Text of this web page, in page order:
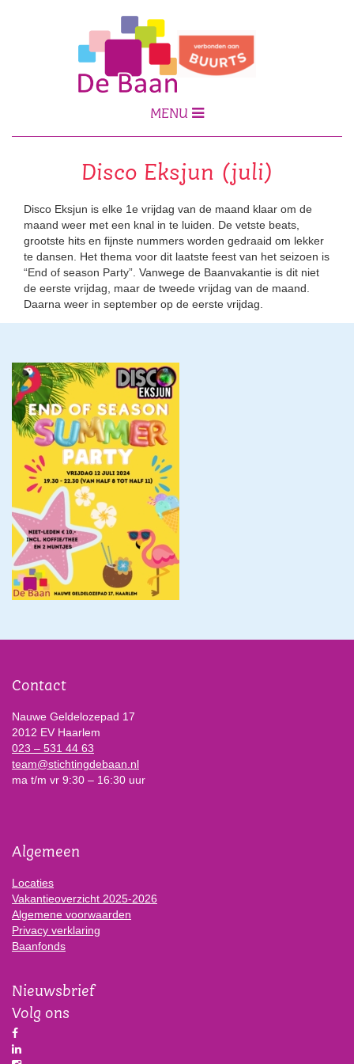
MENU
Disco Eksjun (juli)
Disco Eksjun is elke 1e vrijdag van de maand klaar om de
maand weer met een knal in te luiden. De vetste beats,
grootste hits en fijnste nummers worden gedraaid om lekker
te dansen. Het thema voor dit laatste feest van het seizoen is
“End of season Party”. Vanwege de Baanvakantie is dit niet
de eerste vrijdag, maar de tweede vrijdag van de maand.
Daarna weer in september op de eerste vrijdag.
Contact
Nauwe Geldelozepad 17
2012 EV Haarlem
023 – 531 44 63
team@stichtingdebaan.nl
ma t/m vr 9:30 – 16:30 uur
Algemeen
Locaties
Vakantieoverzicht 2025-2026
Algemene voorwaarden
Privacy verklaring
Baanfonds
Nieuwsbrief
Volg ons